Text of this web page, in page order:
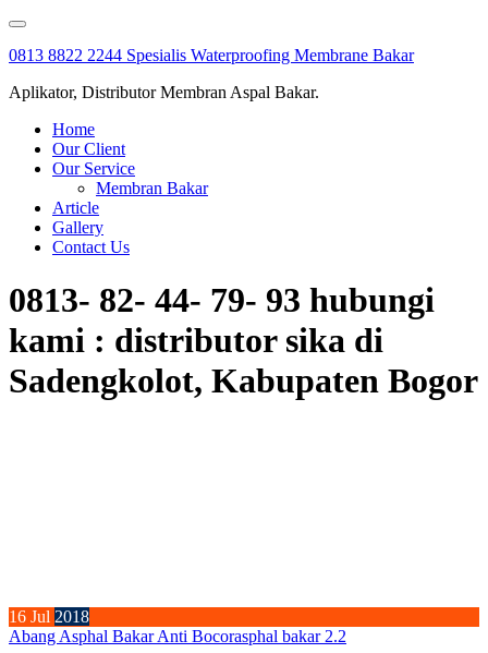
Skip
content
0813 8822 2244 Spesialis Waterproofing Membrane Bakar
Aplikator, Distributor Membran Aspal Bakar.
Home
Our Client
Our Service
Membran Bakar
Article
Gallery
Contact Us
0813- 82- 44- 79- 93 hubungi
kami : distributor sika di
Sadengkolot, Kabupaten Bogor
16 Jul 2018
Abang Asphal Bakar Anti Bocorasphal bakar 2.2